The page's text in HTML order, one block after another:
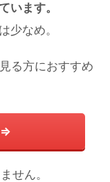
います。
少なめ。
る方におすすめ
⇒
せん。